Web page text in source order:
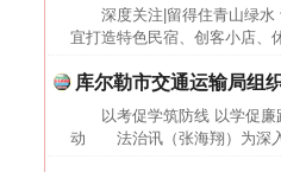
深度关注|留得住青山绿
宜打造特色民宿、创客小店、
库尔勒市交通运输局组
以考促学筑防线 以学促
动 法治讯（张海翔）为深入